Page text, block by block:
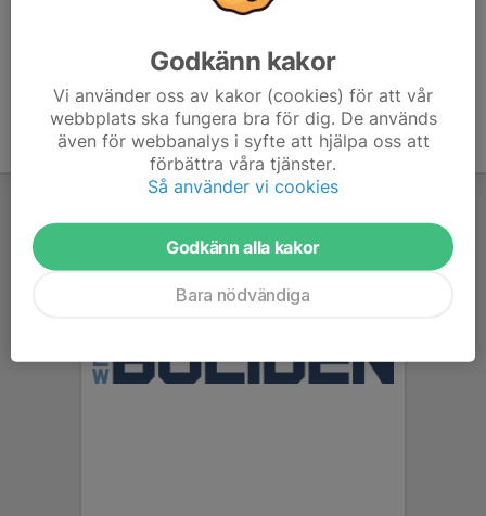
Godkänn kakor
Vi använder oss av kakor (cookies) för att vår
webbplats ska fungera bra för dig. De används
även för webbanalys i syfte att hjälpa oss att
förbättra våra tjänster.
Så använder vi cookies
Godkänn alla kakor
Bara nödvändiga